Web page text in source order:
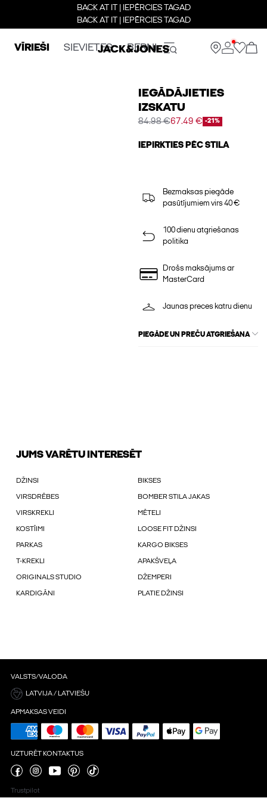
BACK AT IT | IEPĒRCIES TAGAD
BACK AT IT | IEPĒRCIES TAGAD
VĪRIEŠI SIEVIETES BERNI
IEGĀDĀJIETIES
IZSKATU
84.98 €67.49 € -21%
IEPIRKTIES PĒC STILA
Bezmaksas piegāde
pasūtījumiem virs 40 €
100 dienu atgriešanas
politika
Drošs maksājums ar
MasterCard
Jaunas preces katru dienu
PIEGĀDE UN PREČU ATGRIEŠANA
JUMS VARĒTU INTERESĒT
DŽINSI BIKSES
VIRSDRĒBES BOMBER STILA JAKAS
VIRSKREKLI MĒTELI
KOSTĪIMI LOOSE FIT DŽINSI
PARKAS KARGO BIKSES
T-KREKLI APAKŠVEĻA
ORIGINALS STUDIO DŽEMPERI
KARDIGĀNI PLATIE DŽINSI
VALSTS/VALODA
LATVIJA / LATVIEŠU
APMAKSAS VEIDI
UZTURĒT KONTAKTUS
Trustpilot